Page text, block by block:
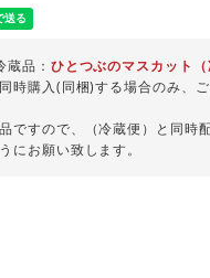
蔵品： ひとつぶのマスカット
時購入(同梱)する場合のみ、
ですので、（冷蔵便）と同時
にお願い致します。